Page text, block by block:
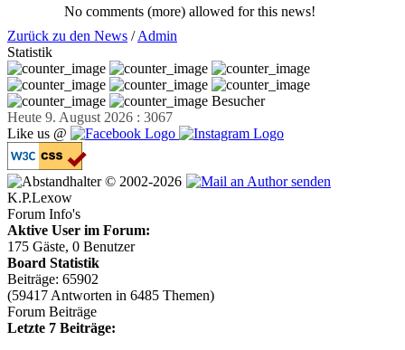
No comments (more) allowed for this news!
Zurück zu den News /Admin
Statistik
Besucher
Heute 9. August 2026 : 3067
Like us @
© 2002-2026
K.P.Lexow
Forum Info's
Aktive User im Forum:
175 Gäste, 0 Benutzer
Board Statistik
Beiträge: 65902
(59417 Antworten in 6485 Themen)
Forum Beiträge
Letzte 7 Beiträge: